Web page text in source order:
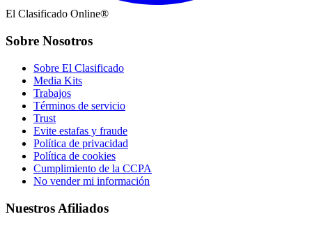
El Clasificado Online®
Sobre Nosotros
Sobre El Clasificado
Media Kits
Trabajos
Términos de servicio
Trust
Evite estafas y fraude
Política de privacidad
Política de cookies
Cumplimiento de la CCPA
No vender mi información
Nuestros Afiliados